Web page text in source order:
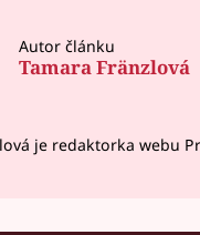
Autor článku
Tamara Fränzlová
je redaktorka webu